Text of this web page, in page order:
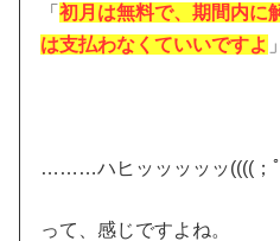
「初月は無料で、期間内に
は支払わなくていいですよ 」
………ハヒッッッッッ((((；
って、感じですよね。